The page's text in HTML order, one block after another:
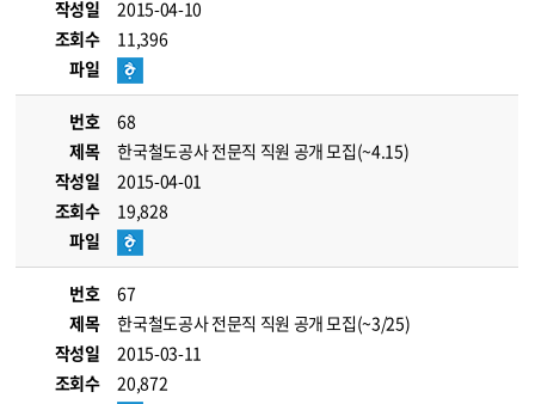
작성일
2015-04-10
조회수
11,396
파일
번호
68
제목
한국철도공사 전문직 직원 공개 모집(~4.15)
작성일
2015-04-01
조회수
19,828
파일
번호
67
제목
한국철도공사 전문직 직원 공개 모집(~3/25)
작성일
2015-03-11
조회수
20,872